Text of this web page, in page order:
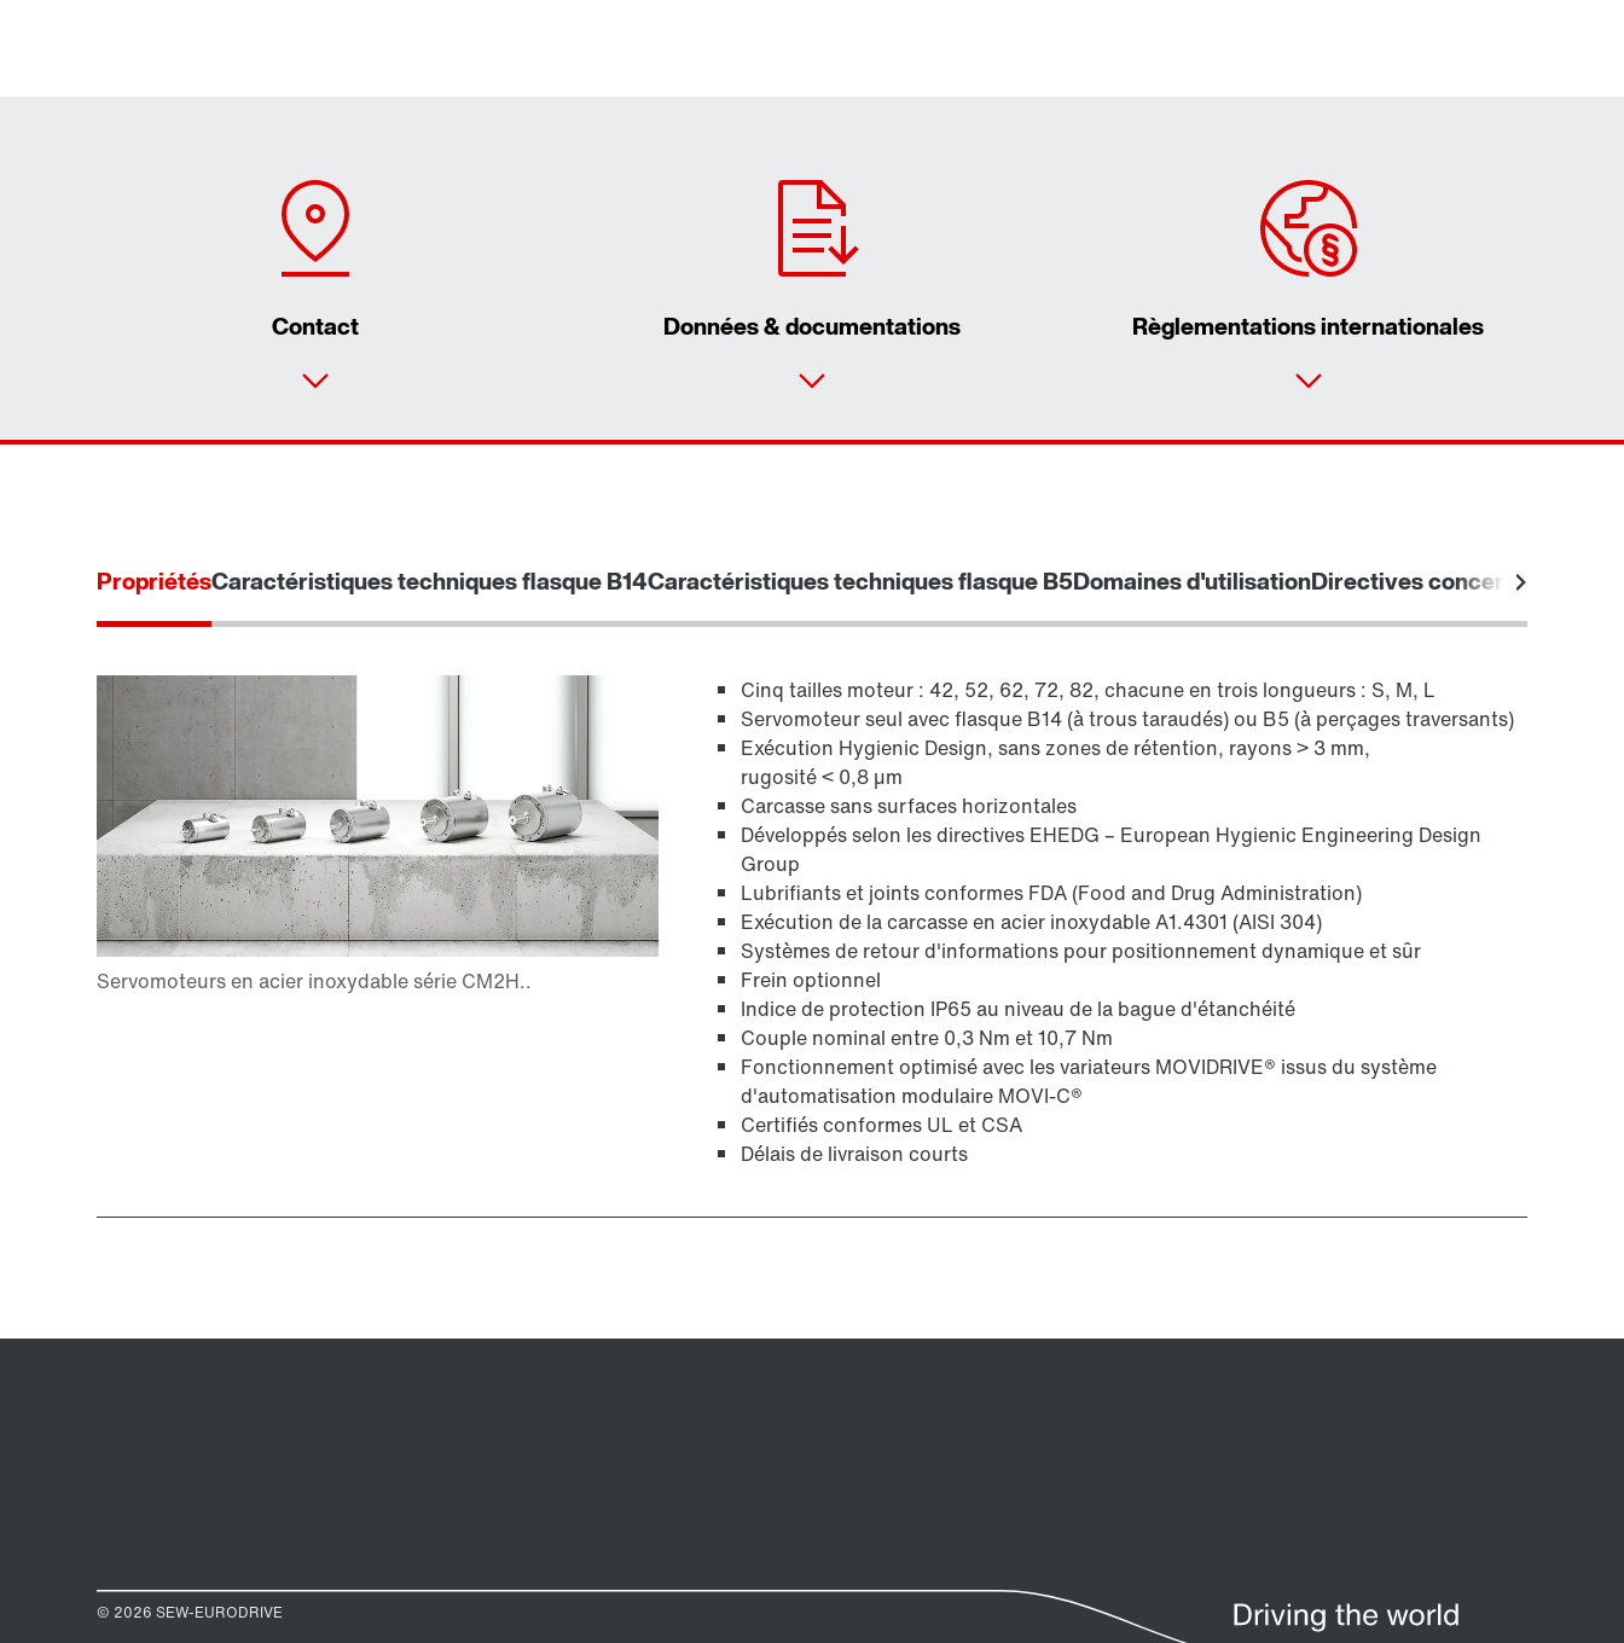
Contact Données & documentations Règlementations internationales
Adresses dans le monde
Adresses en France
En savoir plus
essentielles PSH..CM2H..(PDF, 225
PropriétésCaractéristiques techniques flasque B14Caractéristiques techniques flasque B5Domaines d'utilisationDirectives concernant
Cinq tailles moteur : 42, 52, 62, 72, 82, chacune en trois longueurs : S, M, L
Servomoteur seul avec flasque B14 (à trous taraudés) ou B5 (à perçages traversants)
Exécution Hygienic Design, sans zones de rétention, rayons > 3 mm,
rugosité < 0,8 µm
Carcasse sans surfaces horizontales
Développés selon les directives EHEDG – European Hygienic Engineering Design
Group
Lubrifiants et joints conformes FDA (Food and Drug Administration)
Exécution de la carcasse en acier inoxydable A1.4301 (AISI 304)
Systèmes de retour d'informations pour positionnement dynamique et sûr
Frein optionnel
Indice de protection IP65 au niveau de la bague d'étanchéité
Couple nominal entre 0,3 Nm et 10,7 Nm
Fonctionnement optimisé avec les variateurs MOVIDRIVE® issus du système
d'automatisation modulaire MOVI-C®
Certifiés conformes UL et CSA
Délais de livraison courts